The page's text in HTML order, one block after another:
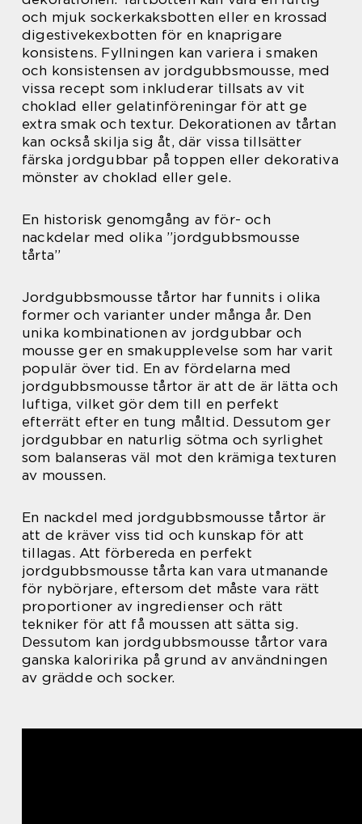
och mjuk sockerkaksbotten eller en krossad
digestivekexbotten för en knaprigare
konsistens. Fyllningen kan variera i smaken
och konsistensen av jordgubbsmousse, med
vissa recept som inkluderar tillsats av vit
choklad eller gelatinföreningar för att ge
extra smak och textur. Dekorationen av tårtan
kan också skilja sig åt, där vissa tillsätter
färska jordgubbar på toppen eller dekorativa
mönster av choklad eller gele.
En historisk genomgång av för- och
nackdelar med olika ”jordgubbsmousse
tårta”
Jordgubbsmousse tårtor har funnits i olika
former och varianter under många år. Den
unika kombinationen av jordgubbar och
mousse ger en smakupplevelse som har varit
populär över tid. En av fördelarna med
jordgubbsmousse tårtor är att de är lätta och
luftiga, vilket gör dem till en perfekt
efterrätt efter en tung måltid. Dessutom ger
jordgubbar en naturlig sötma och syrlighet
som balanseras väl mot den krämiga texturen
av moussen.
En nackdel med jordgubbsmousse tårtor är
att de kräver viss tid och kunskap för att
tillagas. Att förbereda en perfekt
jordgubbsmousse tårta kan vara utmanande
för nybörjare, eftersom det måste vara rätt
proportioner av ingredienser och rätt
tekniker för att få moussen att sätta sig.
Dessutom kan jordgubbsmousse tårtor vara
ganska kaloririka på grund av användningen
av grädde och socker.